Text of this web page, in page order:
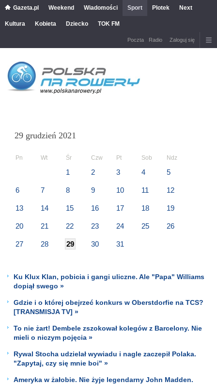
Gazeta.pl Weekend Wiadomości Sport Plotek Next
Kultura Kobieta Dziecko TOK FM
Poczta Radio Zaloguj się
29 grudzień 2021
Pn Wt Śr Czw Pt Sob Ndz
1 2 3 4 5
6 7 8 9 10 11 12
13 14 15 16 17 18 19
20 21 22 23 24 25 26
27 28 29 30 31
Ku Klux Klan, pobicia i gangi uliczne. Ale "Papa" Williams
dopiął swego »
Gdzie i o której obejrzeć konkurs w Oberstdorfie na TCS?
[TRANSMISJA TV] »
To nie żart! Dembele zszokował kolegów z Barcelony. Nie
mieli o niczym pojęcia »
Rywal Stocha udzielał wywiadu i nagle zaczepił Polaka.
"Zapytaj, czy się mnie boi" »
Ameryka w żałobie. Nie żyje legendarny John Madden.